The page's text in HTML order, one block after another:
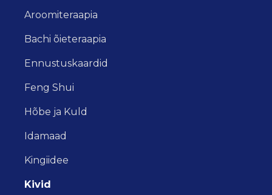
Aroomiteraapia
Bachi õieteraapia
Ennustuskaardid
Feng Shui
Hõbe ja Kuld
Idamaad
Kingiidee
Kivid